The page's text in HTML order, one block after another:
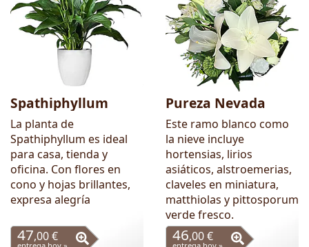
Spathiphyllum
La planta de
Spathiphyllum es ideal
para casa, tienda y
oficina. Con flores en
cono y hojas brillantes,
expresa alegría
47,00 €
Pureza Nevada
Este ramo blanco como
la nieve incluye
hortensias, lirios
asiáticos, alstroemerias,
claveles en miniatura,
matthiolas y pittosporum
verde fresco.
46,00 €